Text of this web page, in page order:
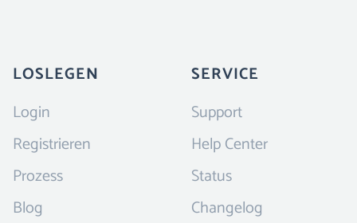
davon, d...
LOSLEGEN
Login
Registrieren
Prozess
Blog
SERVICE
Support
Help Center
Status
Changelog